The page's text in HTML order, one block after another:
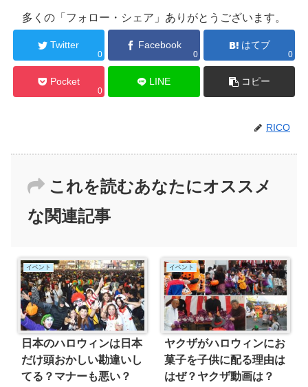
多くの「フォロー・シェア」ありがとうございます。
Twitter
0
Facebook
0
はてブ
0
Pocket
0
LINE コピー
RICO
これを読むあなたにオススメ
な関連記事
イベント
日本のハロウィンは日本
だけ頭おかしい勘違いし
てる？マナーも悪い？
イベント
ヤクザがハロウィンにお
菓子を子供に配る理由は
はぜ？ヤクザ動画は？